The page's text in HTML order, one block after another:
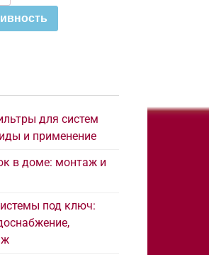
для систем
и применение
в доме: монтаж и
под ключ: